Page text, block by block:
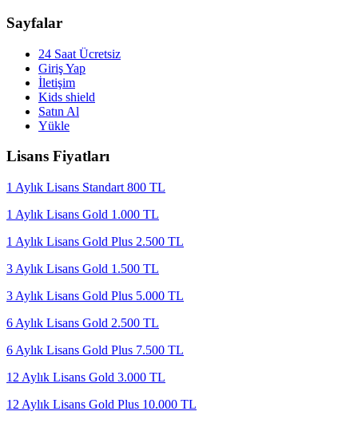
Sayfalar
24 Saat Ücretsiz
Giriş Yap
İletişim
Kids shield
Satın Al
Yükle
Lisans Fiyatları
1 Aylık Lisans Standart 800 TL
1 Aylık Lisans Gold 1.000 TL
1 Aylık Lisans Gold Plus 2.500 TL
3 Aylık Lisans Gold 1.500 TL
3 Aylık Lisans Gold Plus 5.000 TL
6 Aylık Lisans Gold 2.500 TL
6 Aylık Lisans Gold Plus 7.500 TL
12 Aylık Lisans Gold 3.000 TL
12 Aylık Lisans Gold Plus 10.000 TL